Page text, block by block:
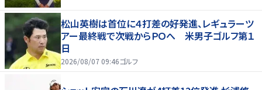
松山英樹は首位に４打差の好発進、レギュラーツ
アー最終戦で次戦からＰＯへ 米男子ゴルフ第１
日
2026/08/07 09:46ゴルフ